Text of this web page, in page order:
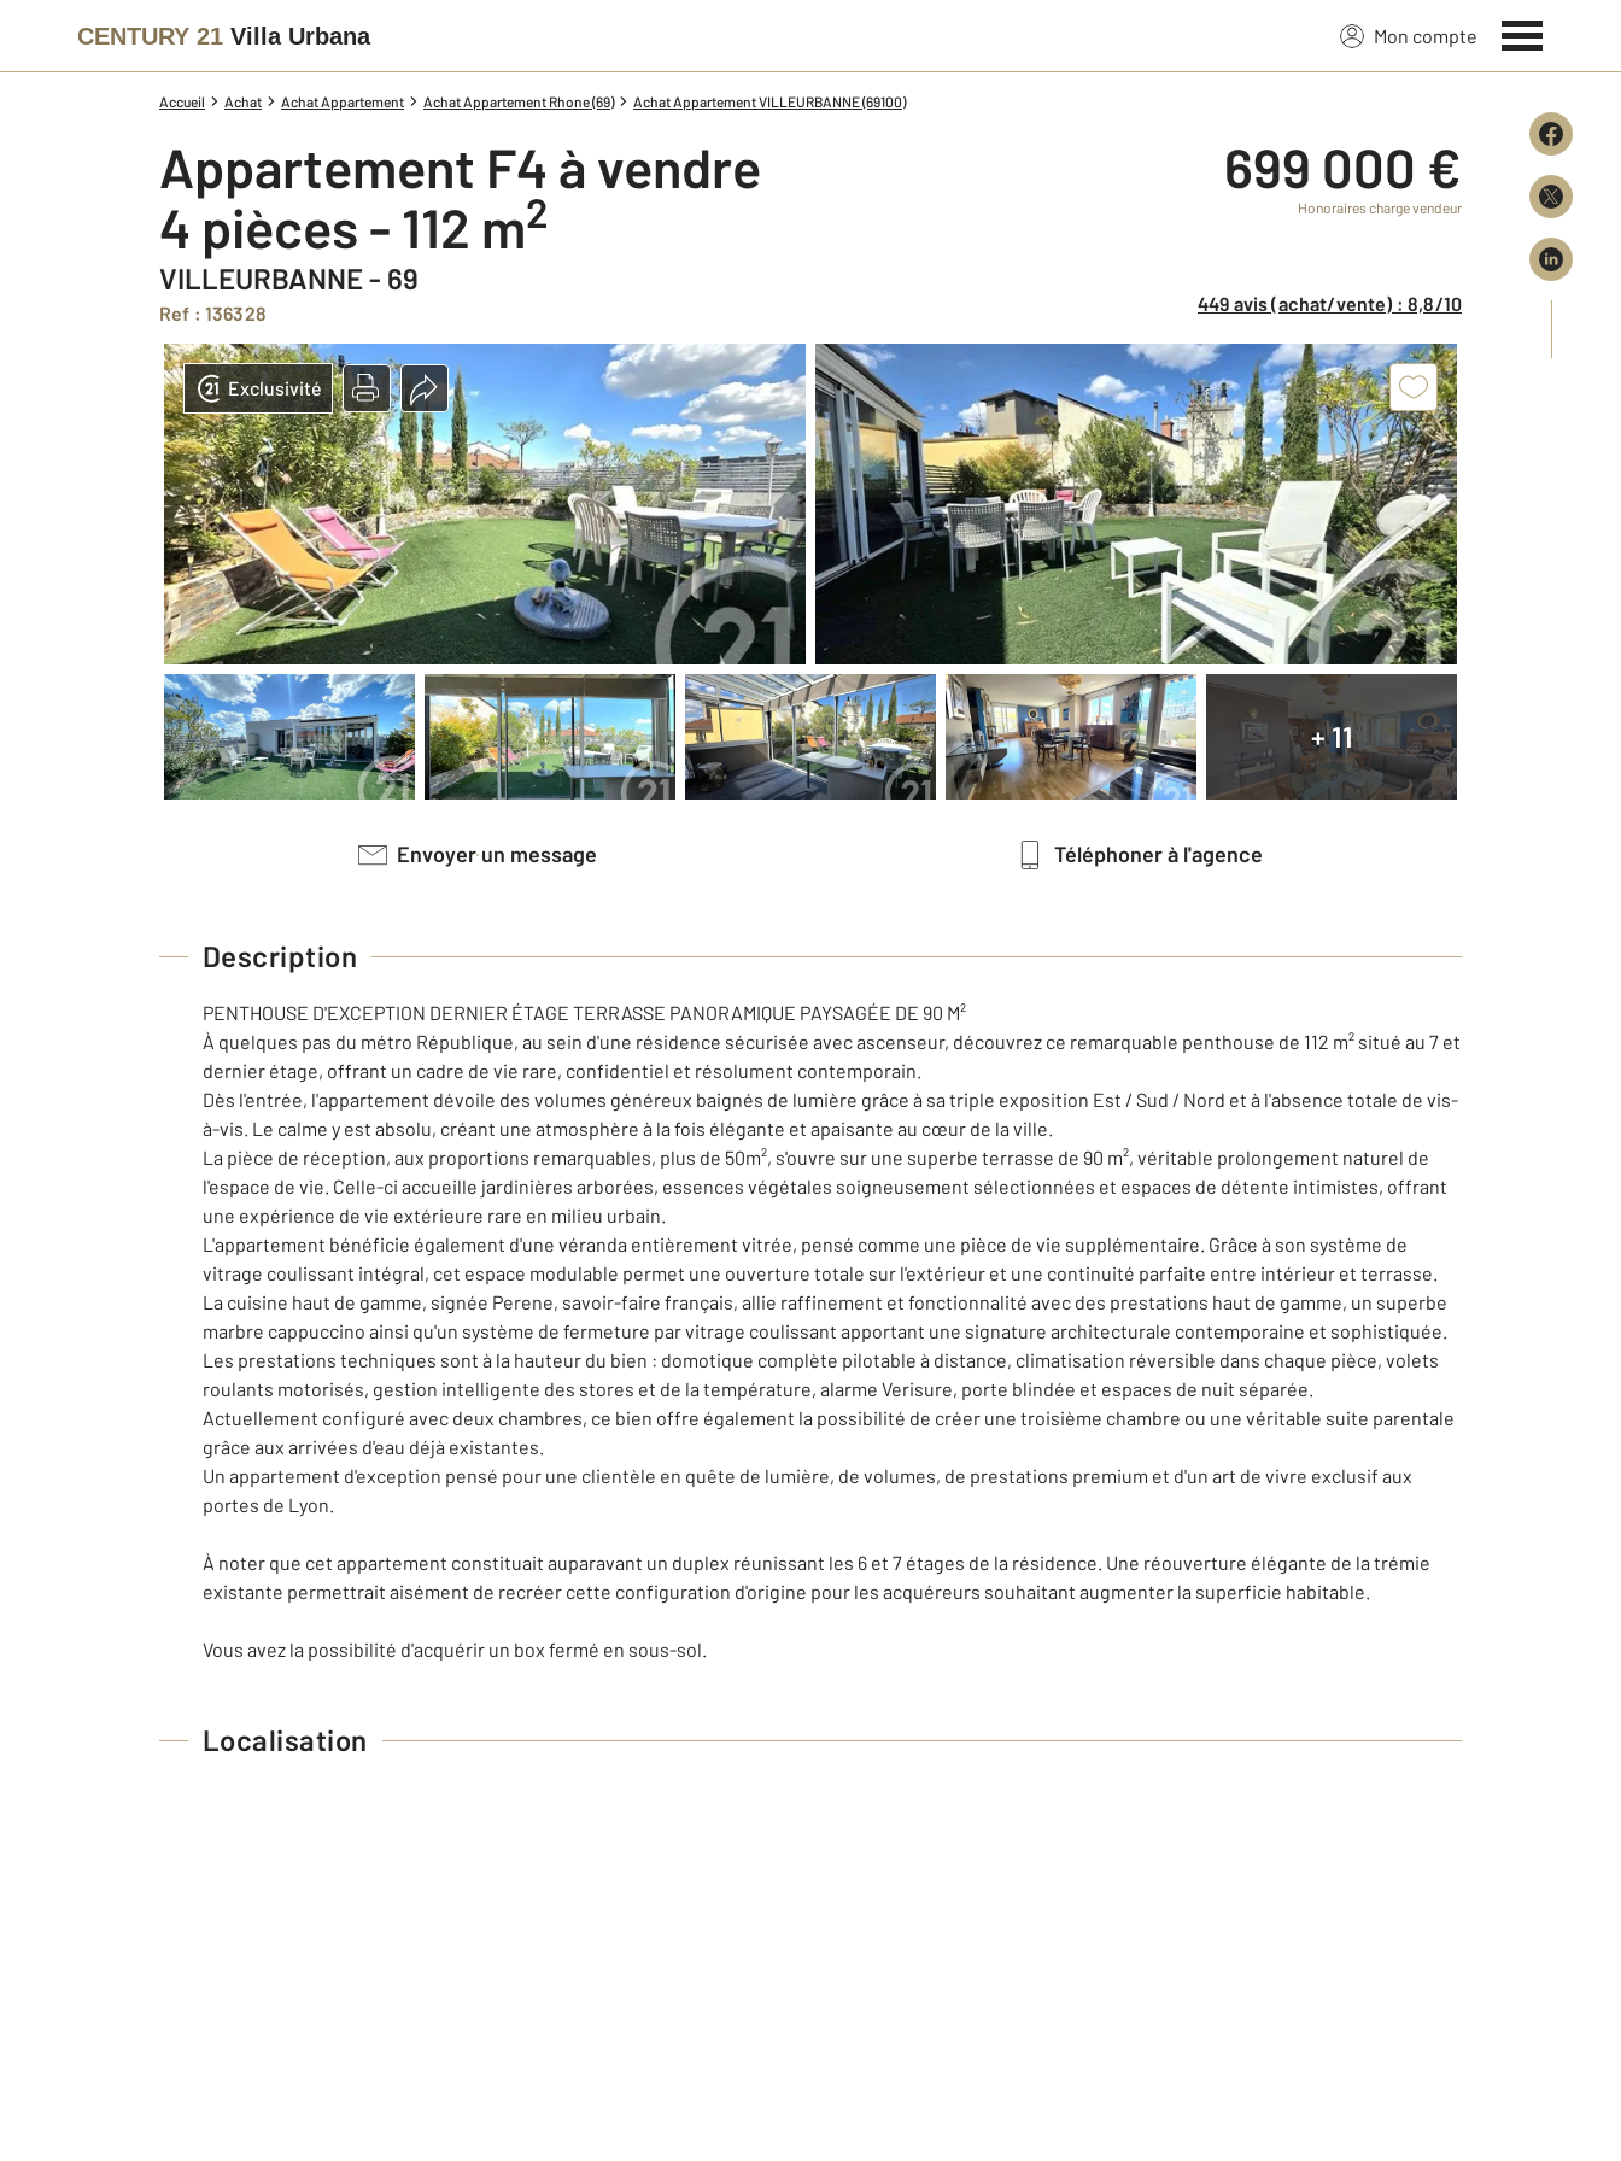
CENTURY 21 Villa Urbana Mon compte
Accueil Achat Achat Appartement Achat Appartement Rhone (69) Achat Appartement VILLEURBANNE (69100)
Appartement F4 à vendre
4 pièces - 112 m2
VILLEURBANNE - 69
Ref : 136328
699 000 €
Honoraires charge vendeur
449 avis (achat/vente) : 8,8/10
+ 11
Exclusivité
Envoyer un message Téléphoner à l'agence
Description
PENTHOUSE D'EXCEPTION DERNIER ÉTAGE TERRASSE PANORAMIQUE PAYSAGÉE DE 90 M²
À quelques pas du métro République, au sein d'une résidence sécurisée avec ascenseur, découvrez ce remarquable penthouse de 112 m² situé au 7 et
dernier étage, offrant un cadre de vie rare, confidentiel et résolument contemporain.
Dès l'entrée, l'appartement dévoile des volumes généreux baignés de lumière grâce à sa triple exposition Est / Sud / Nord et à l'absence totale de vis-
à-vis. Le calme y est absolu, créant une atmosphère à la fois élégante et apaisante au cœur de la ville.
La pièce de réception, aux proportions remarquables, plus de 50m², s'ouvre sur une superbe terrasse de 90 m², véritable prolongement naturel de
l'espace de vie. Celle-ci accueille jardinières arborées, essences végétales soigneusement sélectionnées et espaces de détente intimistes, offrant
une expérience de vie extérieure rare en milieu urbain.
L'appartement bénéficie également d'une véranda entièrement vitrée, pensé comme une pièce de vie supplémentaire. Grâce à son système de
vitrage coulissant intégral, cet espace modulable permet une ouverture totale sur l'extérieur et une continuité parfaite entre intérieur et terrasse.
La cuisine haut de gamme, signée Perene, savoir-faire français, allie raffinement et fonctionnalité avec des prestations haut de gamme, un superbe
marbre cappuccino ainsi qu'un système de fermeture par vitrage coulissant apportant une signature architecturale contemporaine et sophistiquée.
Les prestations techniques sont à la hauteur du bien : domotique complète pilotable à distance, climatisation réversible dans chaque pièce, volets
roulants motorisés, gestion intelligente des stores et de la température, alarme Verisure, porte blindée et espaces de nuit séparée.
Actuellement configuré avec deux chambres, ce bien offre également la possibilité de créer une troisième chambre ou une véritable suite parentale
grâce aux arrivées d'eau déjà existantes.
Un appartement d'exception pensé pour une clientèle en quête de lumière, de volumes, de prestations premium et d'un art de vivre exclusif aux
portes de Lyon.
À noter que cet appartement constituait auparavant un duplex réunissant les 6 et 7 étages de la résidence. Une réouverture élégante de la trémie
existante permettrait aisément de recréer cette configuration d'origine pour les acquéreurs souhaitant augmenter la superficie habitable.
Vous avez la possibilité d'acquérir un box fermé en sous-sol.
Localisation